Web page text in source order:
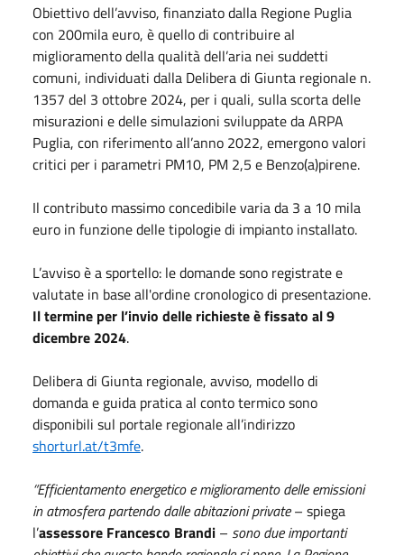
Obiettivo dell’avviso, finanziato dalla Regione Puglia
con 200mila euro, è quello di contribuire al
miglioramento della qualità dell’aria nei suddetti
comuni, individuati dalla Delibera di Giunta regionale n.
1357 del 3 ottobre 2024, per i quali, sulla scorta delle
misurazioni e delle simulazioni sviluppate da ARPA
Puglia, con riferimento all’anno 2022, emergono valori
critici per i parametri PM10, PM 2,5 e Benzo(a)pirene.
Il contributo massimo concedibile varia da 3 a 10 mila
euro in funzione delle tipologie di impianto installato.
L’avviso è a sportello: le domande sono registrate e
valutate in base all'ordine cronologico di presentazione.
Il termine per l’invio delle richieste è fissato al 9
dicembre 2024.
Delibera di Giunta regionale, avviso, modello di
domanda e guida pratica al conto termico sono
disponibili sul portale regionale all’indirizzo
shorturl.at/t3mfe.
“Efficientamento energetico e miglioramento delle emissioni
in atmosfera partendo dalle abitazioni private– spiega
l’assessore Francesco Brandi – sono due importanti